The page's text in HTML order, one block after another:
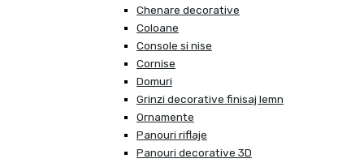
Chenare decorative
Coloane
Console si nise
Cornise
Domuri
Grinzi decorative finisaj lemn
Ornamente
Panouri riflaje
Panouri decorative 3D